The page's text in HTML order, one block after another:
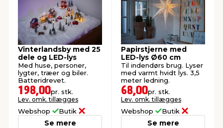
Vinterlandsby med 25
dele og LED-lys
Med huse, personer,
lygter, træer og biler.
Batteridrevet.
198,00pr. stk.
Lev. omk. tillægges
Webshop Butik
Se mere
Papirstjerne med
LED-lys Ø60 cm
Til indendørs brug. Lyser
med varmt hvidt lys. 3,5
meter ledning.
68,00pr. stk.
Lev. omk. tillægges
Webshop Butik
Se mere